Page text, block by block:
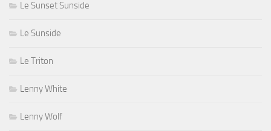
Le Sunset Sunside
Le Sunside
Le Triton
Lenny White
Lenny Wolf